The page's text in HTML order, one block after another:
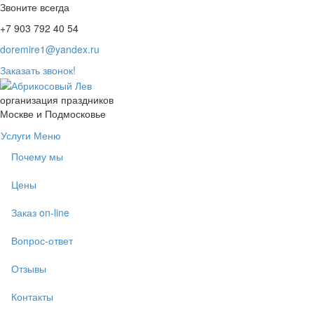
Звоните всегда
+7 903 792 40 54
doremire1@yandex.ru
Заказать звонок!
организация праздников
Москве и Подмосковье
Услуги Меню
Почему мы
Цены
Заказ on-line
Вопрос-ответ
Отзывы
Контакты